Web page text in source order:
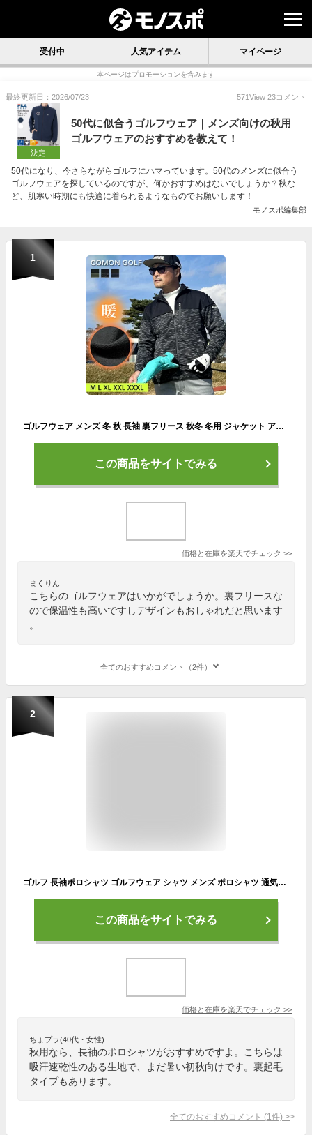
受付中 人気アイテム マイページ
本ページはプロモーションを含みます
最終更新日：2026/07/23 571View 23コメント
決定
50代に似合うゴルフウェア｜メンズ向けの秋用
ゴルフウェアのおすすめを教えて！
50代になり、今さらながらゴルフにハマっています。50代のメンズに似合う
ゴルフウェアを探しているのですが、何かおすすめはないでしょうか？秋な
ど、肌寒い時期にも快適に着られるようなものでお願いします！
モノスポ編集部
1
ゴルフウェア メンズ 冬 秋 長袖 裏フリース 秋冬 冬用 ジャケット アウター トップス ブルゾン 防寒 フルジップ スポーツウェア 大人 おしゃれ3層構造裏フリース防風ゴルフブルゾン (CG-JK024)
この商品をサイトでみる
価格と在庫を楽天でチェック >>
まくりん
こちらのゴルフウェアはいかがでしょうか。裏フリースな
ので保温性も高いですしデザインもおしゃれだと思います
。
全てのおすすめコメント（2件）
2
ゴルフ 長袖ポロシャツ ゴルフウェア シャツ メンズ ポロシャツ 通気速乾 春 夏 秋 新作モデル ギフト
この商品をサイトでみる
価格と在庫を楽天でチェック >>
ちょプラ(40代・女性)
秋用なら、長袖のポロシャツがおすすめですよ。こちらは
吸汗速乾性のある生地で、まだ暑い初秋向けです。裏起毛
タイプもあります。
全てのおすすめコメント (1 件) >